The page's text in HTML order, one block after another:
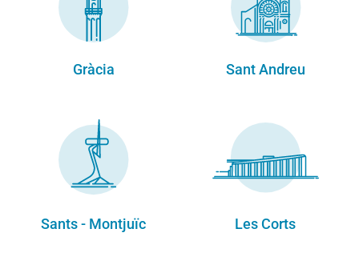
Gràcia Sant Andreu
Sants - Montjuïc Les Corts